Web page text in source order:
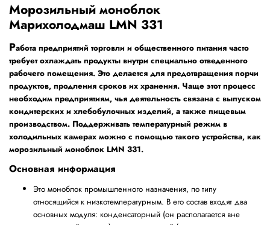
Морозильный моноблок
Марихолодмаш LMN 331
Работа предприятий торговли и общественного питания часто
требует охлаждать продукты внутри специально отведенного
рабочего помещения. Это делается для предотвращения порчи
продуктов, продления сроков их хранения. Чаще этот процесс
необходим предприятиям, чья деятельность связана с выпуском
кондитерских и хлебобулочных изделий, а также пищевым
производством. Поддерживать температурный режим в
холодильных камерах можно с помощью такого устройства, как
морозильный моноблок LMN 331.
Основная информация
Это моноблок промышленного назначения, по типу
относящийся к низкотемпературным. В его состав входят два
основных модуля: конденсаторный (он располагается вне